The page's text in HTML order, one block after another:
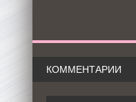
КОММЕНТАРИИ